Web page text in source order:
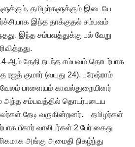
தமிழர்களுக்கும் இடையே
இந்த தாக்குதல் சம்பவம்
இந்த சம்பவத்துக்கு பல் வேறு
ஆம் தேதி நடந்த சம்பவம் தொடர்பாக
ரஜத் குமார் (வயது 24), பரேஷ்ராம்
வேலம் பாளையம் காவல்துறையினர்
அந்த சம்பவத்தில் தொடர்புடைய
தேடி வருகின்றனர். தமிழர்கள்
பீகார் வாலிபர்கள் 2 பேர் கைது
அங்கு அமைதி நிகழ்ந்து